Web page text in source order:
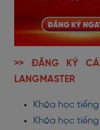
>> ĐĂNG KÝ
LANGMASTER
Khóa học tiếng
Khóa học